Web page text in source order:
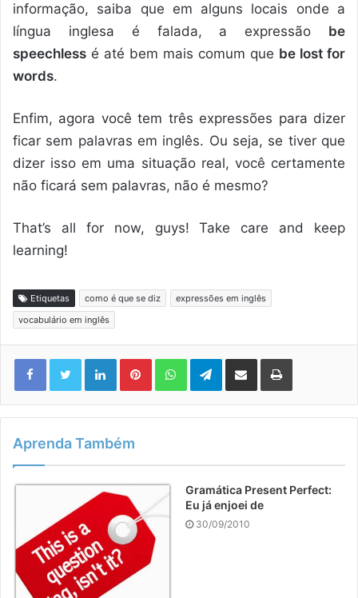
informação, saiba que em alguns locais onde a
língua inglesa é falada, a expressão be
speechless é até bem mais comum que be lost for
words.
Enfim, agora você tem três expressões para dizer
ficar sem palavras em inglês. Ou seja, se tiver que
dizer isso em uma situação real, você certamente
não ficará sem palavras, não é mesmo?
That’s all for now, guys! Take care and keep
learning!
Etiquetas como é que se diz
expressões em inglês
vocabulário em inglês
LinkedinPinterestWhatsAppTelegram
Compartilhar via e-mail Imprimir
Aprenda Também
Gramática Present Perfect:
Eu já enjoei de
30/09/2010